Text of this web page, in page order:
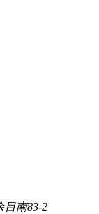
目南83-2